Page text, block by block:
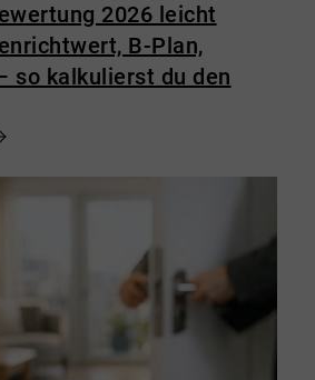
2026 leicht
B-Plan,
so kalkulierst du den